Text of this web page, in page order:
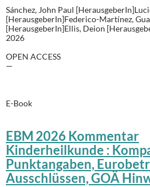
Sánchez, John Paul
[HerausgeberIn]Federico-Martínez,
[HerausgeberIn]Ellis, Deion
2026
OPEN ACCESS
—
E-Book
EBM 2026 Kommentar
Kinderheilkunde :
Punktangaben,
Ausschlüssen, GOÄ